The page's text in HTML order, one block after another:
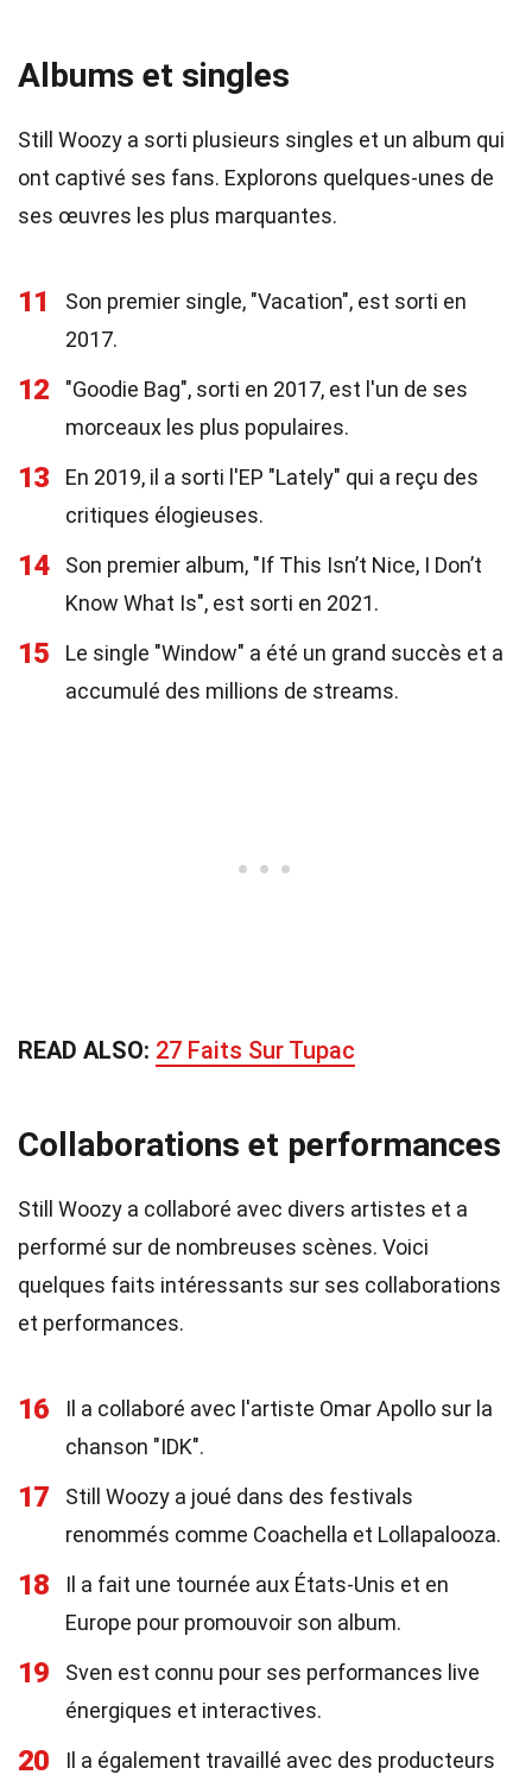
Albums et singles
Still Woozy a sorti plusieurs singles et un album qui
ont captivé ses fans. Explorons quelques-unes de
ses œuvres les plus marquantes.
11
Son premier single, "Vacation", est sorti en
2017.
12
"Goodie Bag", sorti en 2017, est l'un de ses
morceaux les plus populaires.
13
En 2019, il a sorti l'EP "Lately" qui a reçu des
critiques élogieuses.
14
Son premier album, "If This Isn’t Nice, I Don’t
Know What Is", est sorti en 2021.
15
Le single "Window" a été un grand succès et a
accumulé des millions de streams.
READ ALSO: 27 Faits Sur Tupac
Collaborations et performances
Still Woozy a collaboré avec divers artistes et a
performé sur de nombreuses scènes. Voici
quelques faits intéressants sur ses collaborations
et performances.
16
Il a collaboré avec l'artiste Omar Apollo sur la
chanson "IDK".
17
Still Woozy a joué dans des festivals
renommés comme Coachella et Lollapalooza.
18
Il a fait une tournée aux États-Unis et en
Europe pour promouvoir son album.
19
Sven est connu pour ses performances live
énergiques et interactives.
20
Il a également travaillé avec des producteurs